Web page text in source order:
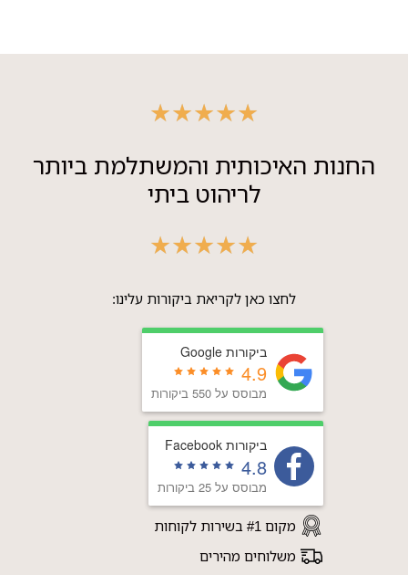
★
★
★
★
★
החנות האיכותית והמשתלמת ביותר
לריהוט ביתי
★
★
★
★
★
לחצו כאן לקריאת ביקורות עלינו:
ביקורות Google
4.9
מבוסס על 550 ביקורות
ביקורות Facebook
4.8
מבוסס על 25 ביקורות
מקום #1 בשירות לקוחות
משלוחים מהירים